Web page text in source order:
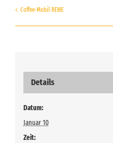
Coffee-Mobil REWE
Details
Datum:
Januar 10
Zeit: